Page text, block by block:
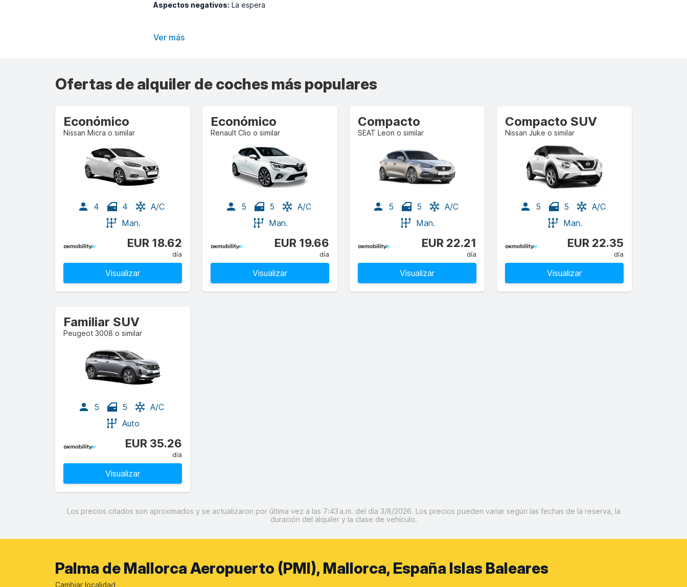
Aspectos negativos: La espera
Ver más
Ofertas de alquiler de coches más populares
Económico
Nissan Micra o similar
4 4
A/C
Man.
EUR 18.62
día
Visualizar
Económico
Renault Clio o similar
5 5
A/C
Man.
EUR 19.66
día
Visualizar
Compacto
SEAT Leon o similar
5 5
A/C
Man.
EUR 22.21
día
Visualizar
Compacto SUV
Nissan Juke o similar
5 5
A/C
Man.
EUR 22.35
día
Visualizar
Familiar SUV
Peugeot 3008 o similar
5 5
A/C
Auto
EUR 35.26
día
Visualizar
Los precios citados son aproximados y se actualizaron por última vez a las 7:43 a.m. del día 3/8/2026. Los precios pueden variar según las fechas de la reserva, la
duración del alquiler y la clase de vehículo.
Palma de Mallorca Aeropuerto (PMI), Mallorca, España Islas Baleares
Cambiar localidad